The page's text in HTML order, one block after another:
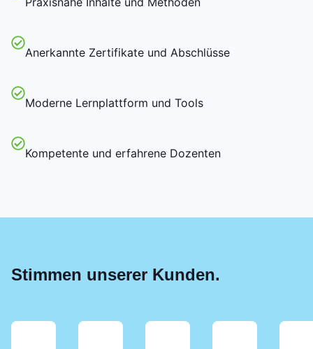
Anerkannte Zertifikate und Abschlüsse
Moderne Lernplattform und Tools
Kompetente und erfahrene Dozenten
Stimmen unserer Kunden.